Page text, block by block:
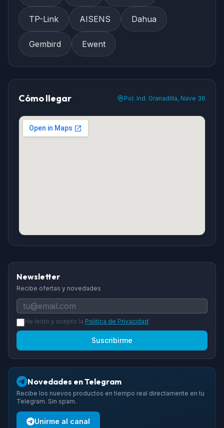
TP-Link AISENS Dahua
Gembird Ewent
Cómo llegar Pol. Ind. Granadilla, Nave 36
Newsletter
Recibe ofertas y novedades
He leido y acepto la Politica de Privacidad
Suscribirme
Novedades en Telegram
Recibe los nuevos productos en tiempo real directamente en tu
Telegram. Sin spam.
Unirme al canal